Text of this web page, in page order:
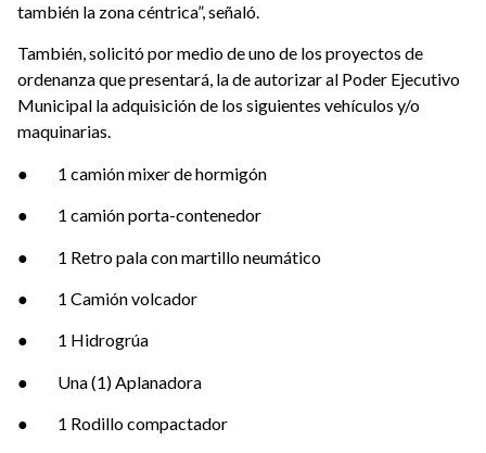
también la zona céntrica”, señaló.
También, solicitó por medio de uno de los proyectos de
ordenanza que presentará, la de autorizar al Poder Ejecutivo
Municipal la adquisición de los siguientes vehículos y/o
maquinarias.
● 1 camión mixer de hormigón
● 1 camión porta-contenedor
● 1 Retro pala con martillo neumático
● 1 Camión volcador
● 1 Hidrogrúa
● Una (1) Aplanadora
● 1 Rodillo compactador